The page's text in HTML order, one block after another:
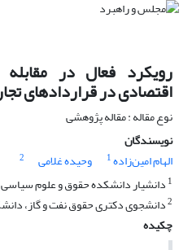
رویکرد فعال در مقابله
اقتصادی در قراردادهای
نوع مقاله : مقاله پژوهشی
نویسندگان
الهام امین‌زاده1 وحیده غلامی
2
1 دانشیار دانشکده حقوق و علوم
2دانشجوی دکتری حقوق نفت و گاز،
چکیده